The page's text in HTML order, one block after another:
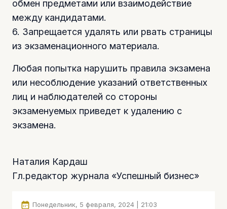
обмен предметами или взаимодействие
между кандидатами.
6. Запрещается удалять или рвать страницы
из экзаменационного материала.
Любая попытка нарушить правила экзамена
или несоблюдение указаний ответственных
лиц и наблюдателей со стороны
экзаменуемых приведет к удалению с
экзамена.
Наталия Кардаш
Гл.редактор журнала «Успешный бизнес»
Понедельник, 5 февраля, 2024 | 21:03